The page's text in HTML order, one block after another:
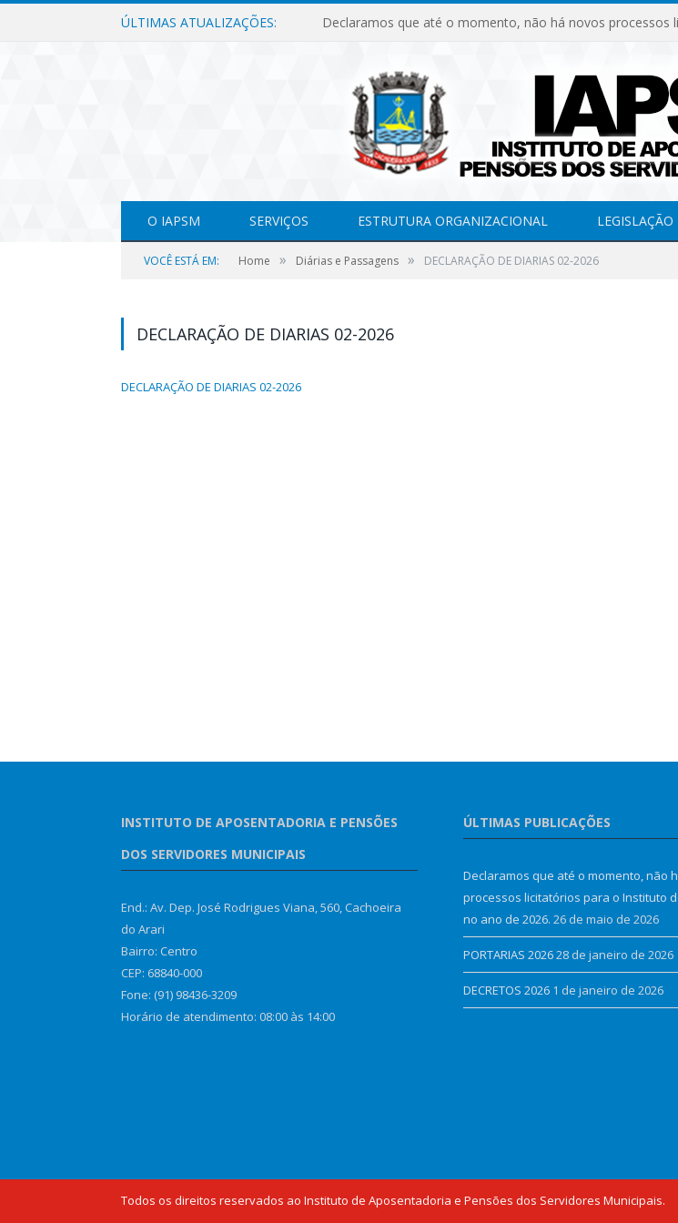
ÚLTIMAS ATUALIZAÇÕES:
O IAPSM SERVIÇOS ESTRUTURA ORGANIZACIONAL LEGISLAÇÃO
VOCÊ ESTÁ EM: Home » Diárias e Passagens » DECLARAÇÃO DE DIARIAS 02-2026
DECLARAÇÃO DE DIARIAS 02-2026
DECLARAÇÃO DE DIARIAS 02-2026
INSTITUTO DE APOSENTADORIA E PENSÕES
DOS SERVIDORES MUNICIPAIS
End.: Av. Dep. José Rodrigues Viana, 560, Cachoeira
do Arari
Bairro: Centro
CEP: 68840-000
Fone: (91) 98436-3209
Horário de atendimento: 08:00 às 14:00
ÚLTIMAS PUBLICAÇÕES
Declaramos que até o momento, não
processos licitatórios para o Instituto
no ano de 2026. 26 de maio de 2026
PORTARIAS 202628 de janeiro de 2026
DECRETOS 2026 1 de janeiro de 2026
Todos os direitos reservados ao Instituto de Aposentadoria e Pensões dos Servidores Municipais.